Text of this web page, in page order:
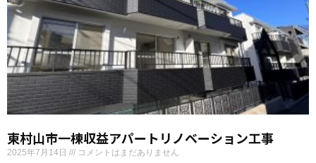
東村山市一棟収益アパートリノベーション工事
2025年7月14日 コメントはまだありません